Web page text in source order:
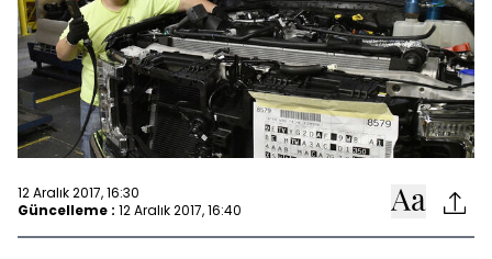
12 Aralık 2017, 16:30
Güncelleme : 12 Aralık 2017, 16:40